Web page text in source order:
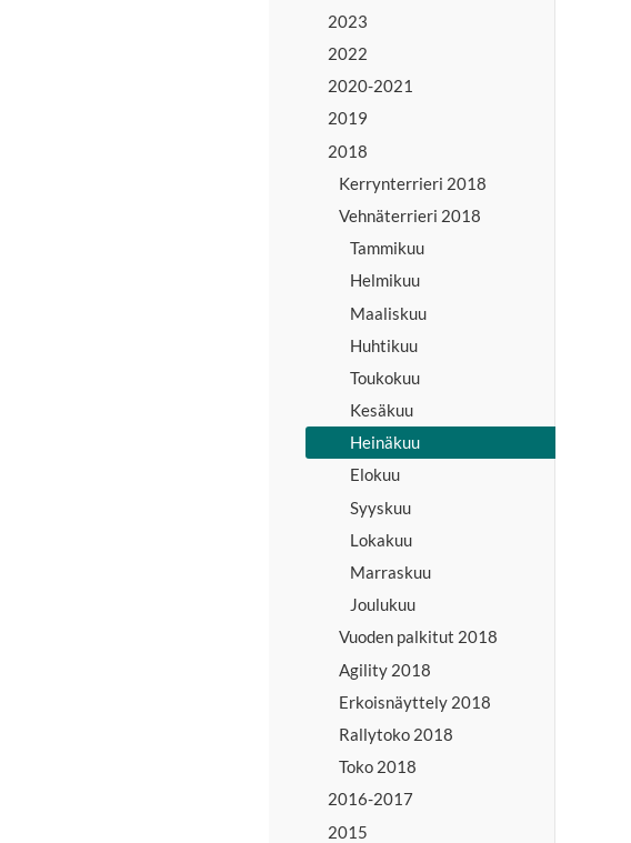
2023
2022
2020-2021
2019
2018
Kerrynterrieri 2018
Vehnäterrieri 2018
Tammikuu
Helmikuu
Maaliskuu
Huhtikuu
Toukokuu
Kesäkuu
Heinäkuu
Elokuu
Syyskuu
Lokakuu
Marraskuu
Joulukuu
Vuoden palkitut 2018
Agility 2018
Erkoisnäyttely 2018
Rallytoko 2018
Toko 2018
2016-2017
2015